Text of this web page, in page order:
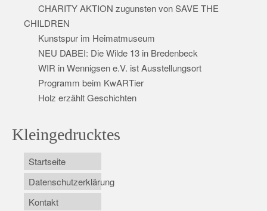
CHARITY AKTION zugunsten von SAVE THE
CHILDREN
Kunstspur im Heimatmuseum
NEU DABEI: Die Wilde 13 in Bredenbeck
WIR in Wennigsen e.V. ist Ausstellungsort
Programm beim KwARTier
Holz erzählt Geschichten
Kleingedrucktes
Startseite
Datenschutzerklärung
Kontakt